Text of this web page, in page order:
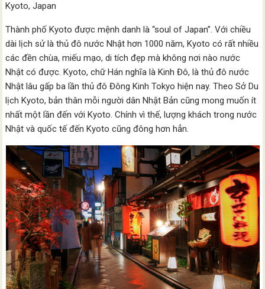
Kyoto, Japan
Thành phố Kyoto được mệnh danh là “soul of Japan”. Với chiều
dài lịch sử là thủ đô nước Nhật hơn 1000 năm, Kyoto có rất nhiều
các đền chùa, miếu mạo, di tích đẹp mà không nơi nào nước
Nhật có được. Kyoto, chữ Hán nghĩa là Kinh Đô, là thủ đô nước
Nhật lâu gấp ba lần thủ đô Đông Kinh Tokyo hiện nay. Theo Sở Du
lịch Kyoto, bản thân mỗi người dân Nhật Bản cũng mong muốn ít
nhất một lần đến với Kyoto. Chính vì thế, lượng khách trong nước
Nhật và quốc tế đến Kyoto cũng đông hơn hẳn.